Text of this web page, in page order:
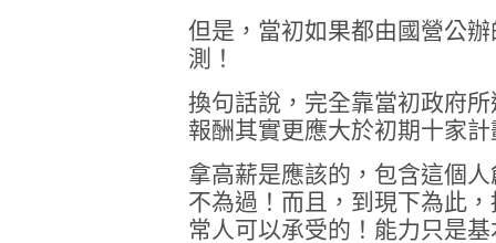
但是，當初如果都由國營公
測！
換句話說，完全靠當初政府
報酬其實更應大於初期十家
拿高薪是應該的，包含這個
不為過！而且，到現下為此
常人可以承受的！能力只是